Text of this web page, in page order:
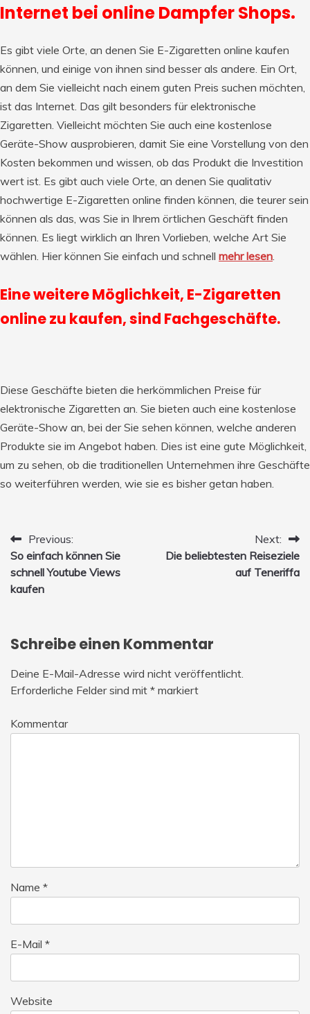
Internet bei online Dampfer Shops.
Es gibt viele Orte, an denen Sie E-Zigaretten online kaufen
können, und einige von ihnen sind besser als andere. Ein Ort,
an dem Sie vielleicht nach einem guten Preis suchen möchten,
ist das Internet. Das gilt besonders für elektronische
Zigaretten. Vielleicht möchten Sie auch eine kostenlose
Geräte-Show ausprobieren, damit Sie eine Vorstellung von den
Kosten bekommen und wissen, ob das Produkt die Investition
wert ist. Es gibt auch viele Orte, an denen Sie qualitativ
hochwertige E-Zigaretten online finden können, die teurer sein
können als das, was Sie in Ihrem örtlichen Geschäft finden
können. Es liegt wirklich an Ihren Vorlieben, welche Art Sie
wählen. Hier können Sie einfach und schnell mehr lesen
Eine weitere Möglichkeit, E-Zigaretten
online zu kaufen, sind Fachgeschäfte.
Diese Geschäfte bieten die herkömmlichen Preise für
elektronische Zigaretten an. Sie bieten auch eine kostenlose
Geräte-Show an, bei der Sie sehen können, welche anderen
Produkte sie im Angebot haben. Dies ist eine gute Möglichkeit,
um zu sehen, ob die traditionellen Unternehmen ihre Geschäfte
so weiterführen werden, wie sie es bisher getan haben.
Beitrags-
Navigation
Previous:
So einfach können Sie
schnell Youtube Views
kaufen
Next:
Die beliebtesten Reiseziele
auf Teneriffa
Schreibe einen Kommentar
Deine E-Mail-Adresse wird nicht veröffentlicht.
Erforderliche Felder sind mit * markiert
Kommentar
Name *
E-Mail *
Website